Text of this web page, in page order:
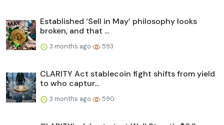
Established ‘Sell in May’ philosophy looks
broken, and that ...
3 months ago 593
CLARITY Act stablecoin fight shifts from yield
to who captur...
3 months ago 590